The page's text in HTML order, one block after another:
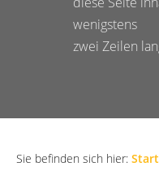
wenigstens
zwei Zeilen
Sie befinden sich hier: